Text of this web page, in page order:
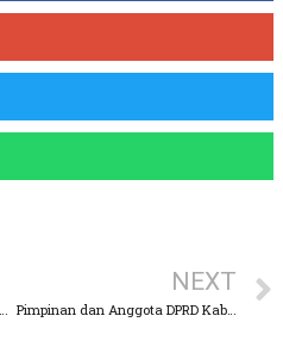
NEXT
Pimpinan dan Anggota DPRD Kabupaten Pasuruan Mengucapkan Selamat Menunaikan Ibadah Puasa 1 Rahmadan 1444 H